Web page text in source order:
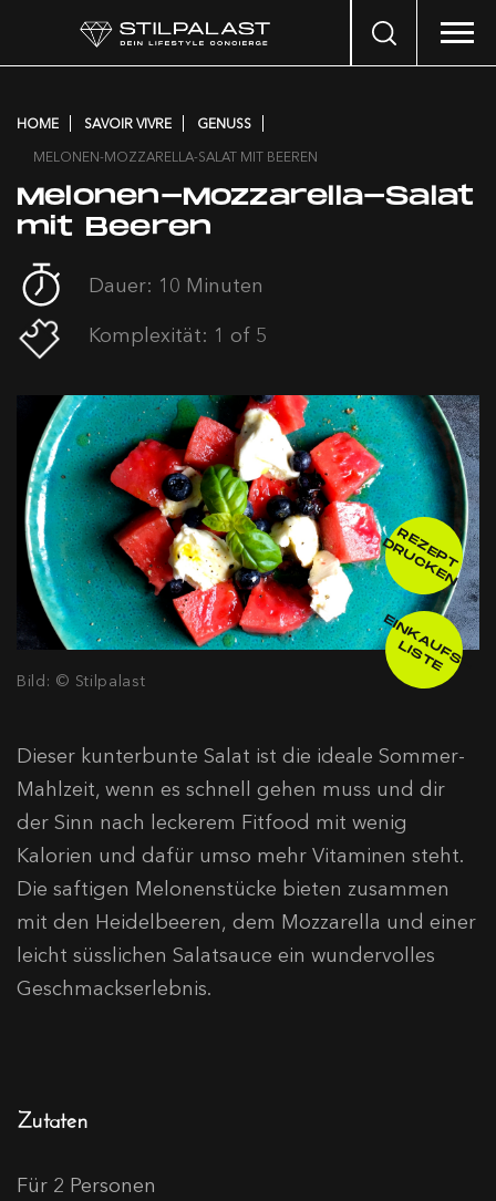
Search
HOME SAVOIR VIVRE
GENUSS
MELONEN-MOZZARELLA-SALAT MIT BEEREN
Melonen-Mozzarella-Salat
mit Beeren
Dauer: 10 Minuten
Komplexität: 1 of 5
Bild: © Stilpalast
R
E
Z
E
P
T
D
R
U
C
K
E
N
E
IN
K
A
U
F
S
-
L
IS
T
E
Dieser kunterbunte Salat ist die ideale Sommer-
Mahlzeit, wenn es schnell gehen muss und dir
der Sinn nach leckerem Fitfood mit wenig
Kalorien und dafür umso mehr Vitaminen steht.
Die saftigen Melonenstücke bieten zusammen
mit den Heidelbeeren, dem Mozzarella und einer
leicht süsslichen Salatsauce ein wundervolles
Geschmackserlebnis.
Zutaten
Für 2 Personen